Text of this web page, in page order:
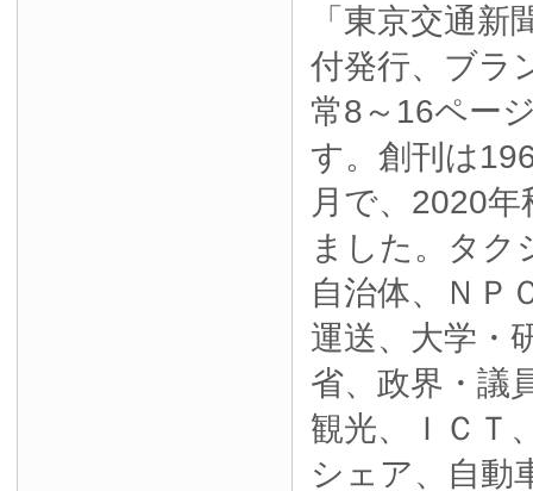
「東京交通新
付発行、ブラ
常8～16ペー
す。創刊は
月で、2020
ました。タク
自治体、ＮＰ
運送、大学・
省、政界・議
観光、ＩＣＴ
シェア、自動